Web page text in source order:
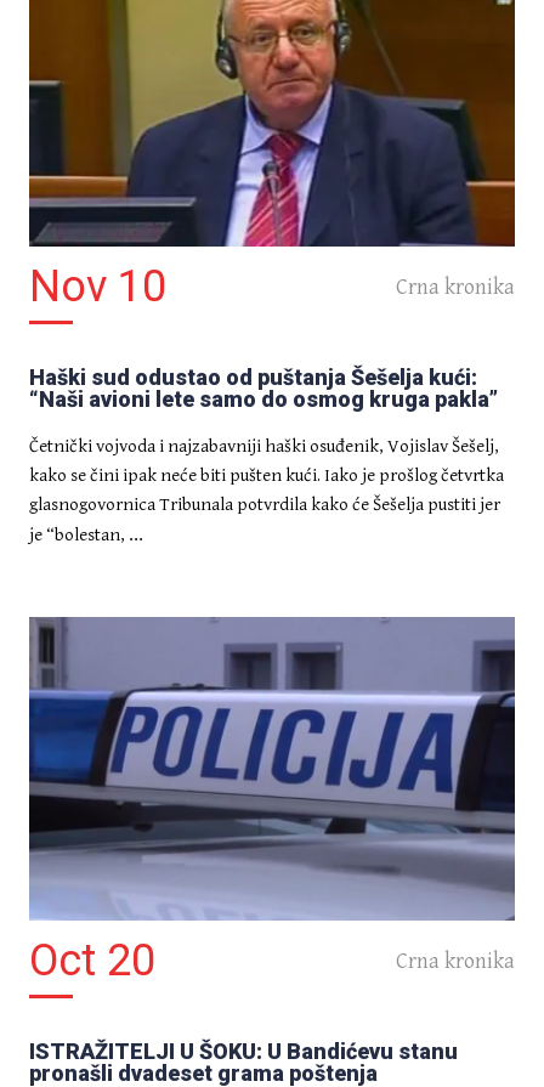
Nov 10 Crna kronika
Haški sud odustao od puštanja Šešelja kući:
“Naši avioni lete samo do osmog kruga pakla”
Četnički vojvoda i najzabavniji haški osuđenik, Vojislav Šešelj,
kako se čini ipak neće biti pušten kući. Iako je prošlog četvrtka
glasnogovornica Tribunala potvrdila kako će Šešelja pustiti jer
je “bolestan, ...
Oct 20 Crna kronika
ISTRAŽITELJI U ŠOKU: U Bandićevu stanu
pronašli dvadeset grama poštenja